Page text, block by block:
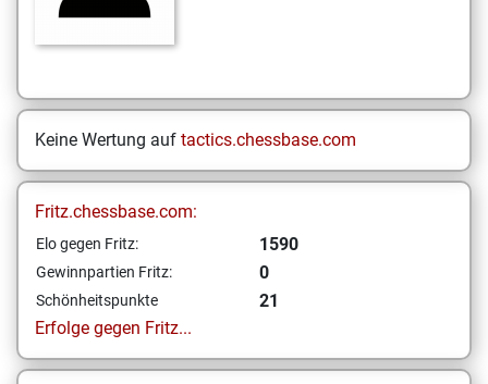
Keine Wertung auf tactics.chessbase.com
Fritz.chessbase.com:
Elo gegen Fritz: 1590
Gewinnpartien Fritz: 0
Schönheitspunkte
21
Erfolge gegen Fritz...